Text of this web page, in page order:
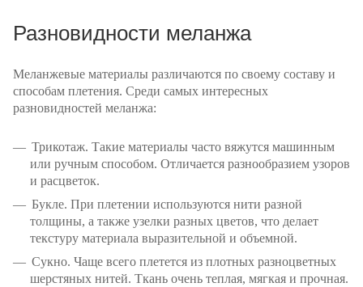
Разновидности меланжа
Меланжевые материалы различаются по своему составу и
способам плетения. Среди самых интересных
разновидностей меланжа:
Трикотаж. Такие материалы часто вяжутся машинным
или ручным способом. Отличается разнообразием узоров
и расцветок.
Букле. При плетении используются нити разной
толщины, а также узелки разных цветов, что делает
текстуру материала выразительной и объемной.
Сукно. Чаще всего плетется из плотных разноцветных
шерстяных нитей. Ткань очень теплая, мягкая и прочная.